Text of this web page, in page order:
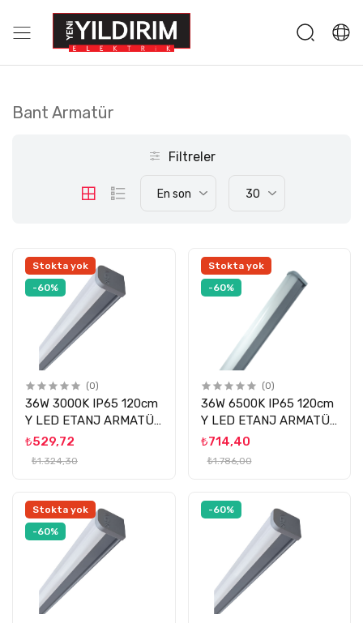
Bant Armatür
Filtreler
En son 30
Stokta yok
-60%
(0)
36W 3000K IP65 120cm
Y LED ETANJ ARMATÜR
ACK
₺529,72
₺1.324,30
Stokta yok
-60%
(0)
36W 6500K IP65 120cm
Y LED ETANJ ARMATÜR
ACK
₺714,40
₺1.786,00
Stokta yok
-60%
-60%